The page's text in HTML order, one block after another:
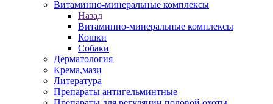
Витаминно-минеральные комплексы
Назад
Витаминно-минеральные комплексы
Кошки
Собаки
Дерматология
Крема,мази
Литература
Препараты антигельминтные